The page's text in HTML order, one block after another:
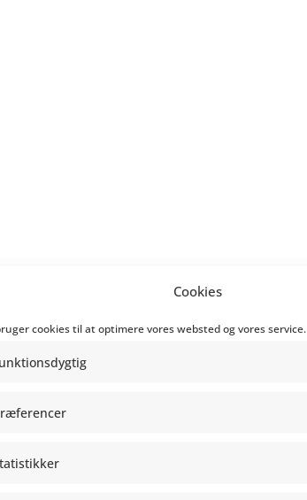
Cookies
cookies til at optimere vores websted og vores service.